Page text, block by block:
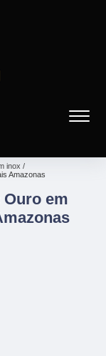
inox
Amazonas
em